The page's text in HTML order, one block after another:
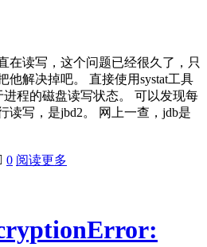
在读写，这个问题已经很久了，只
他解决掉吧。 直接使用systat工具
进程的磁盘读写状态。 可以发现每
读写，是jbd2。 网上一查，jdb是
0 阅读更多